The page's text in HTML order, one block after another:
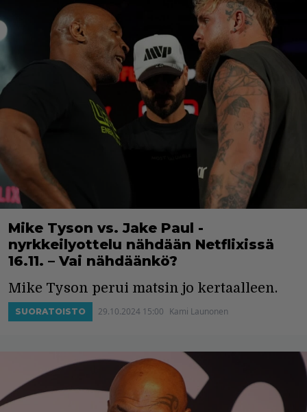
Mike Tyson vs. Jake Paul -
nyrkkeilyottelu nähdään Netflixissä
16.11. – Vai nähdäänkö?
Mike Tyson perui matsin jo kertaalleen.
SUORATOISTO 29.10.2024 15:00 Kami Launonen